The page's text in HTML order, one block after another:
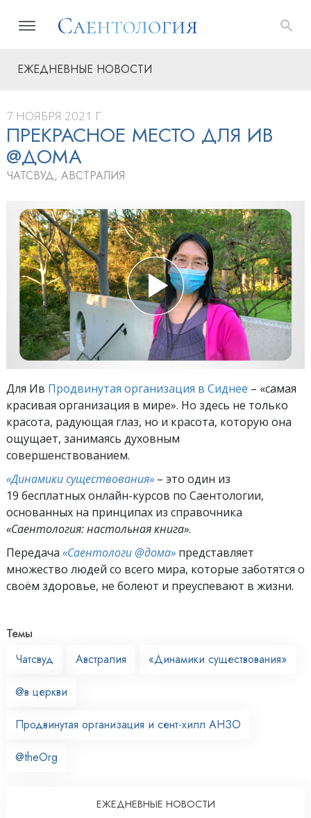
ЕЖЕДНЕВНЫЕ НОВОСТИ
7 НОЯБРЯ 2021 Г.
ПРЕКРАСНОЕ МЕСТО ДЛЯ ИВ
@ДОМА
ЧАТСВУД, АВСТРАЛИЯ
Для Ив Продвинутая организация в Сиднее – «самая
красивая организация в мире». Но здесь не только
красота, радующая глаз, но и красота, которую она
ощущает, занимаясь духовным
совершенствованием.
«Динамики существования» – это один из
19 бесплатных онлайн-курсов по Саентологии,
основанных на принципах из справочника
«Саентология: настольная книга».
Передача «Саентологи @дома» представляет
множество людей со всего мира, которые заботятся о
своём здоровье, не болеют и преуспевают в жизни.
Темы
Чатсвуд
Австралия «Динамики существования»
@в церкви
Продвинутая организация и сент-хилл АНЗО
@theOrg
ЕЖЕДНЕВНЫЕ НОВОСТИ